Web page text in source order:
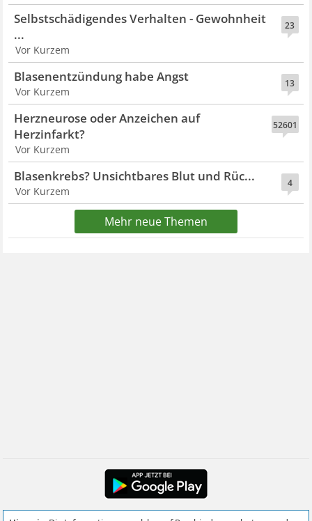
23
Selbstschädigendes Verhalten - Gewohnheit
...
Vor Kurzem
13
Blasenentzündung habe Angst
Vor Kurzem
52601
Herzneurose oder Anzeichen auf
Herzinfarkt?
Vor Kurzem
4
Blasenkrebs? Unsichtbares Blut und Rüc...
Vor Kurzem
Mehr neue Themen